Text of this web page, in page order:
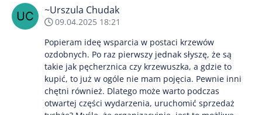
~Urszula Chudak
09.04.2025 18:21
Popieram ideę wsparcia w postaci krzewów
ozdobnych. Po raz pierwszy jednak słyszę, że są
takie jak pęcherznica czy krzewuszka, a gdzie to
kupić, to już w ogóle nie mam pojęcia. Pewnie inni
chętni również. Dlatego może warto podczas
otwartej części wydarzenia, uruchomić sprzedaż